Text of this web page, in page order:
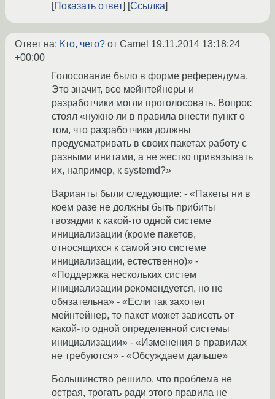
Показать ответ
Ссылка
Ответ на: Кто, чего? от Camel 19.11.2014 13:18:24
+00:00
Голосование было в форме референдума.
Это значит, все мейнтейнеры и
разработчики могли проголосовать. Вопрос
стоял «нужно ли в правила внести пункт о
том, что разработчики должны
предусматривать в своих пакетах работу с
разными инитами, а не жестко привязывать
их, например, к systemd?»
Варианты были следующие: - «Пакеты ни в
коем разе не должны быть прибиты
гвозядми к какой-то одной системе
инициализации (кроме пакетов,
относящихся к самой это системе
инициализации, естественно)» -
«Поддержка нескольких систем
инициализации рекомендуется, но не
обязательна» - «Если так захотел
мейнтейнер, то пакет может зависеть от
какой-то одной определенной системы
инициализации» - «Изменения в правилах
не требуются» - «Обсуждаем дальше»
Большинство решило. что проблема не
острая, трогать ради этого правила не